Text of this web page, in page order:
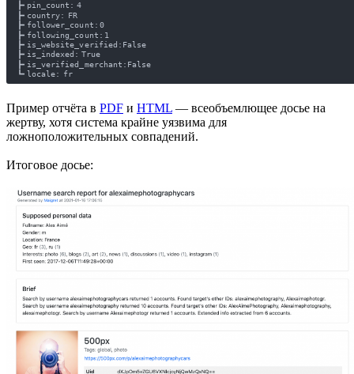
Пример отчёта в PDF и HTML — всеобъемлющее досье на
жертву, хотя система крайне уязвима для
ложноположительных совпадений.
Итоговое досье: